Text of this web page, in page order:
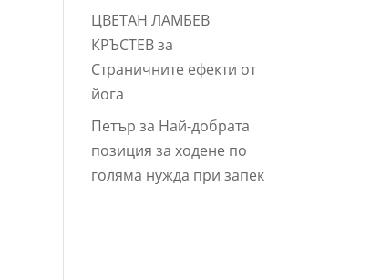
ЦВЕТАН ЛАМБЕВ
КРЪСТЕВза
Страничните ефекти от
йога
Петър за Най-добрата
позиция за ходене по
голяма нужда при запек